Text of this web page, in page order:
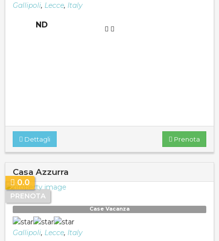
Gallipoli, Lecce, Italy
ND
Prenota
Dettagli
Casa Azzurra
PRENOTA
0.0
Case Vacanza
Gallipoli, Lecce, Italy